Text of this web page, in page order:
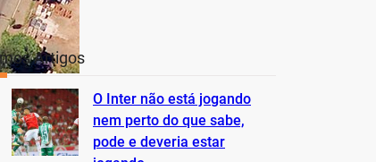
Artigos
O Inter não está jogando
nem perto do que sabe,
pode e deveria estar